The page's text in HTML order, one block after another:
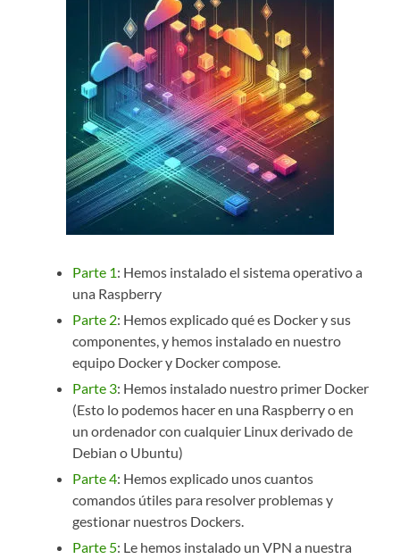
Parte 1: Hemos instalado el sistema operativo a
una Raspberry
Parte 2: Hemos explicado qué es Docker y sus
componentes, y hemos instalado en nuestro
equipo Docker y Docker compose.
Parte 3: Hemos instalado nuestro primer Docker
(Esto lo podemos hacer en una Raspberry o en
un ordenador con cualquier Linux derivado de
Debian o Ubuntu)
Parte 4: Hemos explicado unos cuantos
comandos útiles para resolver problemas y
gestionar nuestros Dockers.
Parte 5: Le hemos instalado un VPN a nuestra